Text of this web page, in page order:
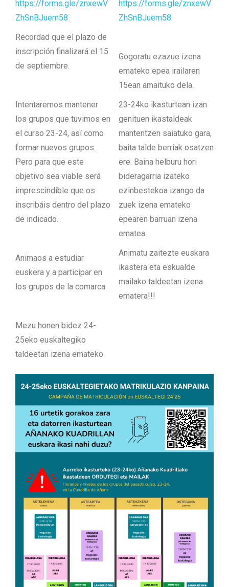
https://forms.gle/znxewV
ZhSnBJuem58
Recordad que el plazo de
inscripción finalizará el 15
de septiembre.
Intentaremos mantener
los grupos que tuvimos en
el curso 23-24, así como
formar nuevos grupos.
Pero para que este
objetivo sea viable será
imprescindible que os
inscribáis dentro del plazo
de indicado.
Animaos a estudiar
euskera y a participar en
los grupos de la comarca
Mezu honen bidez 24-
25eko euskaltegiko
taldeetan izena emateko
https://forms.gle/znxewV
ZhSnBJuem58
Gogoratu ezazue izena
emateko epea irailaren
15ean amaituko dela.
23-24ko ikasturtean izan
genituen ikastaldeak
mantentzen saiatuko gara,
baita talde berriak osatzen
ere. Baina helburu hori
bideragarria izateko
ezinbestekoa izango da
zuek izena emateko
epearen barruan izena
ematea.
Animatu zaitezte euskara
ikastera eta eskualde
mailako taldeetan izena
ematera!!!